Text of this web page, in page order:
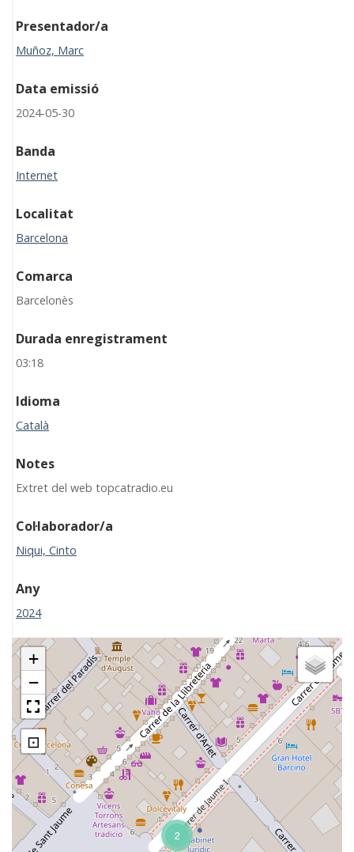
Presentador/a
Muñoz, Marc
Data emissió
2024-05-30
Banda
Internet
Localitat
Barcelona
Comarca
Barcelonès
Durada enregistrament
03:18
Idioma
Català
Notes
Extret del web topcatradio.eu
Col·laborador/a
Niqui, Cinto
Any
2024
2
+
−
⊡